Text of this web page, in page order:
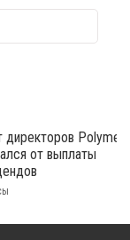
директоров
от выплаты